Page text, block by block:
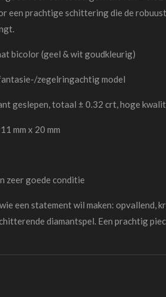
een prachtige schittering die de
bicolor (geel & wit goudkleurig)
zegelringachtig model
geslepen, totaal ± 0.32 crt, hoge
11 mm x 20 mm
zeer goede conditie
een statement wil maken: opvallend,
diamantspel. Een prachtig